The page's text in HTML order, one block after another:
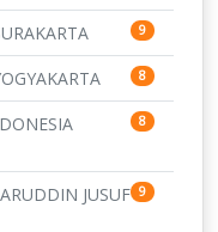
9
8
8
JUSUF 9